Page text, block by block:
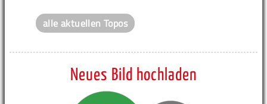
alle aktuellen Topos
Neues Bild hochladen